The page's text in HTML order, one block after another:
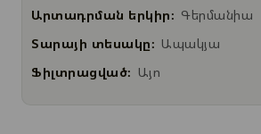
Արտադրման երկիր: Գերմանիա
Տարայի տեսակը: Ապակյա
Ֆիլտրացված: Այո